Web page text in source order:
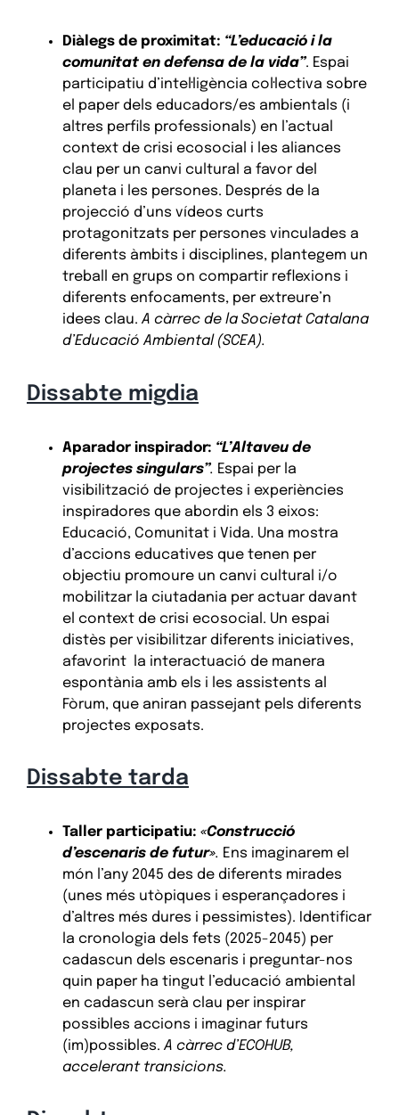
Diàlegs de proximitat: “L’educació i la
comunitat en defensa de la vida”. Espai
participatiu d’intel·ligència col·lectiva sobre
el paper dels educadors/es ambientals (i
altres perfils professionals) en l’actual
context de crisi ecosocial i les aliances
clau per un canvi cultural a favor del
planeta i les persones. Després de la
projecció d’uns vídeos curts
protagonitzats per persones vinculades a
diferents àmbits i disciplines, plantegem un
treball en grups on compartir reflexions i
diferents enfocaments, per extreure’n
idees clau. A càrrec de la Societat Catalana
d’Educació Ambiental (SCEA).
Dissabte migdia
Aparador inspirador: “L’Altaveu de
projectes singulars”. Espai per la
visibilització de projectes i experiències
inspiradores que abordin els 3 eixos:
Educació, Comunitat i Vida. Una mostra
d’accions educatives que tenen per
objectiu promoure un canvi cultural i/o
mobilitzar la ciutadania per actuar davant
el context de crisi ecosocial. Un espai
distès per visibilitzar diferents iniciatives,
afavorint la interactuació de manera
espontània amb els i les assistents al
Fòrum, que aniran passejant pels diferents
projectes exposats.
Dissabte tarda
Taller participatiu: «Construcció
d’escenaris de futur». Ens imaginarem el
món l’any 2045 des de diferents mirades
(unes més utòpiques i esperançadores i
d’altres més dures i pessimistes). Identificar
la cronologia dels fets (2025-2045) per
cadascun dels escenaris i preguntar-nos
quin paper ha tingut l’educació ambiental
en cadascun serà clau per inspirar
possibles accions i imaginar futurs
(im)possibles. A càrrec d’ECOHUB,
accelerant transicions.